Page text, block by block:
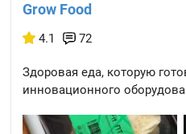
Grow Food
4.1 72
Здоровая еда, которую
инновационного